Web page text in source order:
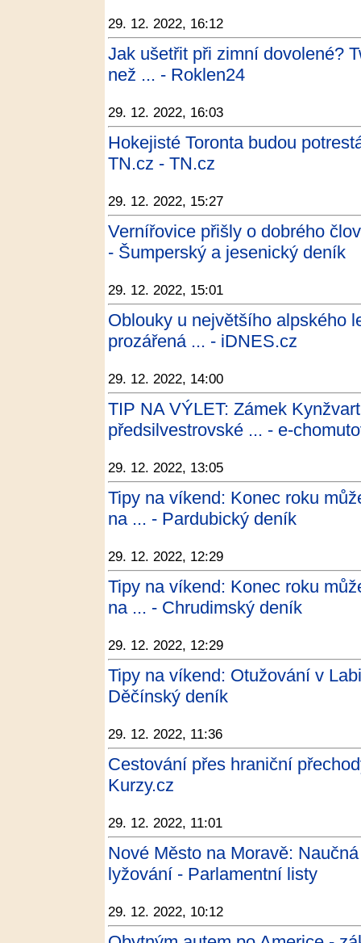
29. 12. 2022, 16:12
Jak ušetřit při zimní dovolené?
než ... - Roklen24
29. 12. 2022, 16:03
Hokejisté Toronta budou
TN.cz - TN.cz
29. 12. 2022, 15:27
Vernířovice přišly o dobrého
- Šumperský a jesenický deník
29. 12. 2022, 15:01
Oblouky u největšího alpského
prozářená ... - iDNES.cz
29. 12. 2022, 14:00
TIP NA VÝLET: Zámek
předsilvestrovské ... - e-
29. 12. 2022, 13:05
Tipy na víkend: Konec roku
na ... - Pardubický deník
29. 12. 2022, 12:29
Tipy na víkend: Konec roku
na ... - Chrudimský deník
29. 12. 2022, 12:29
Tipy na víkend: Otužování v
Děčínský deník
29. 12. 2022, 11:36
Cestování přes hraniční
Kurzy.cz
29. 12. 2022, 11:01
Nové Město na Moravě:
lyžování - Parlamentní listy
29. 12. 2022, 10:12